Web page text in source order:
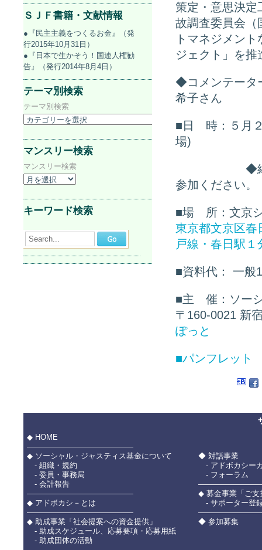
策定・意思決定
故調査委員会（
トマネジメン
ジェクト」を推
◆コメンテータ
希子さん
■日 時：５月
場)
◆
参加ください。
■場 所：文京
東京都文京区春
戸線・春日駅１
■資料代： 一
■主 催：ソー
〒160-0021 新
ぽっと
■パンフレット
ＳＪＦ書籍・文献情報
●『民主主義をつくるお金』（発
行2015年10月31日）
●『日本で生かそう！国連人権勧
告』（発行2014年8月4日）
テーマ別検索
テーマ別検索
マンスリー検索
マンスリー検索
キーワード検索
Search...
◆ HOME
――――――――――――――
◆ ソーシャル・ジャスティス基金について
- 組織・規約
- 委員・事務局
- 会計報告
――――――――――――――
◆ アドボカシ－とは
――――――――――――――
◆ 助成事業「社会提案への資金提供」
- 助成スケジュール、応募要項・応募用紙
- 助成団体の活動
◆ 対話事業
- アドボカシー
- フォーラム
◆ 募金事業「ご支
- サポーター登
◆ 参加募集